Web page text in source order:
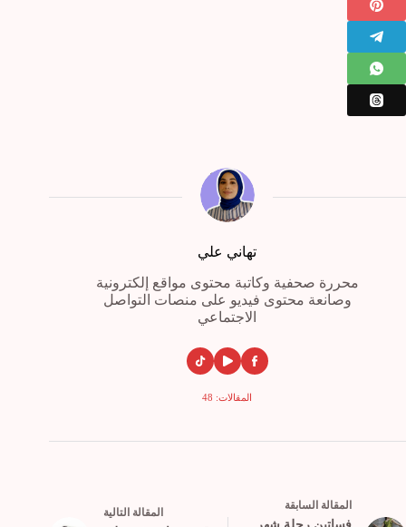
تهاني علي
محررة صحفية وكاتبة محتوى مواقع إلكترونية
وصانعة محتوى فيديو على منصات التواصل
الاجتماعي
المقالات: 48
المقالة السابقة
المقالة التالية